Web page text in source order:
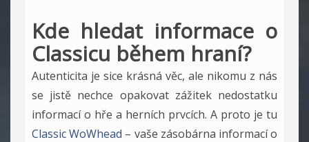
Kde hledat informace o
Classicu během hraní?
Autenticita je sice krásná věc, ale nikomu z nás
se jistě nechce opakovat zážitek nedostatku
informací o hře a herních prvcích. A proto je tu
Classic WoWhead – vaše zásobárna informací o